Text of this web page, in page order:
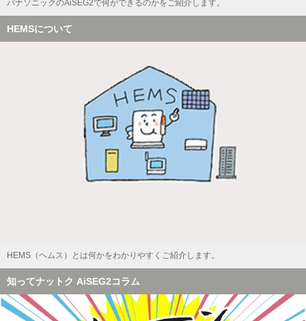
パナソニックのAiSEG2で何ができるのかをご紹介します。
HEMSについて
HEMS（ヘムス）とは何かをわかりやすくご紹介します。
知ってナットク AiSEG2コラム